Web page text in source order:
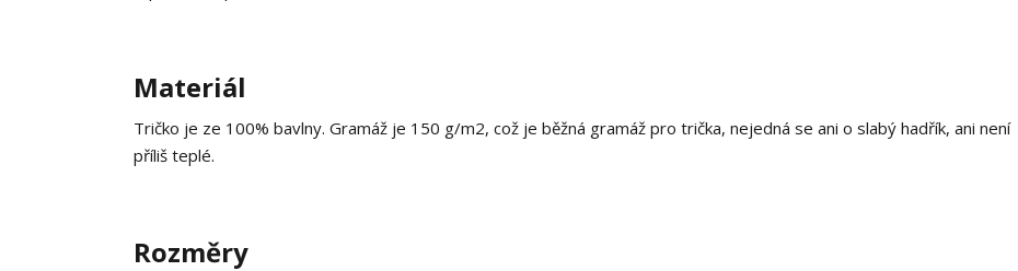
Materiál
Tričko je ze 100% bavlny. Gramáž je 150 g/m2, což je běžná gramáž pro trička, nejedná se ani o slabý hadřík, ani není
příliš teplé.
Rozměry